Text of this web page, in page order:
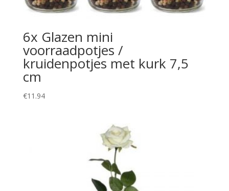
6x Glazen mini
voorraadpotjes /
kruidenpotjes met kurk 7,5
cm
€11.94